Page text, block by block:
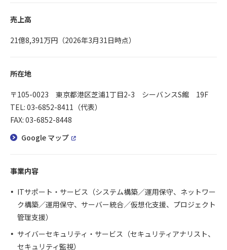
売上高
21億8,391万円（2026年3月31日時点）
所在地
〒105-0023 東京都港区芝浦1丁目2-3 シーバンスS館 19F
TEL: 03-6852-8411 （代表）
FAX: 03-6852-8448
Google マップ
事業内容
ITサポート・サービス（システム構築／運用保守、ネットワー
ク構築／運用保守、サーバー統合／仮想化支援、プロジェクト
管理支援）
サイバーセキュリティ・サービス（セキュリティアナリスト、
セキュリティ監視）